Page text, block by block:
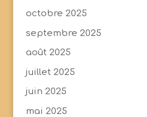
octobre 2025
septembre 2025
août 2025
juillet 2025
juin 2025
mai 2025